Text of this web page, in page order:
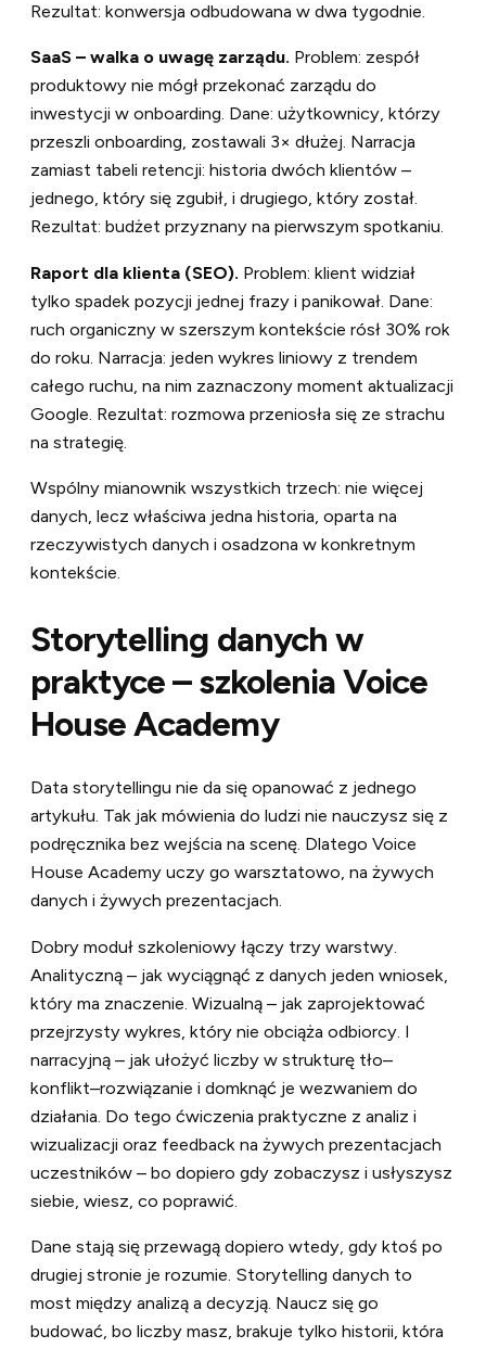
Rezultat: konwersja odbudowana w dwa tygodnie.
SaaS – walka o uwagę zarządu. Problem: zespół
produktowy nie mógł przekonać zarządu do
inwestycji w onboarding. Dane: użytkownicy, którzy
przeszli onboarding, zostawali 3× dłużej. Narracja
zamiast tabeli retencji: historia dwóch klientów –
jednego, który się zgubił, i drugiego, który został.
Rezultat: budżet przyznany na pierwszym spotkaniu.
Raport dla klienta (SEO). Problem: klient widział
tylko spadek pozycji jednej frazy i panikował. Dane:
ruch organiczny w szerszym kontekście rósł 30% rok
do roku. Narracja: jeden wykres liniowy z trendem
całego ruchu, na nim zaznaczony moment aktualizacji
Google. Rezultat: rozmowa przeniosła się ze strachu
na strategię.
Wspólny mianownik wszystkich trzech: nie więcej
danych, lecz właściwa jedna historia, oparta na
rzeczywistych danych i osadzona w konkretnym
kontekście.
Storytelling danych w
praktyce – szkolenia Voice
House Academy
Data storytellingu nie da się opanować z jednego
artykułu. Tak jak mówienia do ludzi nie nauczysz się z
podręcznika bez wejścia na scenę. Dlatego Voice
House Academy uczy go warsztatowo, na żywych
danych i żywych prezentacjach.
Dobry moduł szkoleniowy łączy trzy warstwy.
Analityczną – jak wyciągnąć z danych jeden wniosek,
który ma znaczenie. Wizualną – jak zaprojektować
przejrzysty wykres, który nie obciąża odbiorcy. I
narracyjną – jak ułożyć liczby w strukturę tło–
konflikt–rozwiązanie i domknąć je wezwaniem do
działania. Do tego ćwiczenia praktyczne z analiz i
wizualizacji oraz feedback na żywych prezentacjach
uczestników – bo dopiero gdy zobaczysz i usłyszysz
siebie, wiesz, co poprawić.
Dane stają się przewagą dopiero wtedy, gdy ktoś po
drugiej stronie je rozumie. Storytelling danych to
most między analizą a decyzją. Naucz się go
budować, bo liczby masz, brakuje tylko historii, która